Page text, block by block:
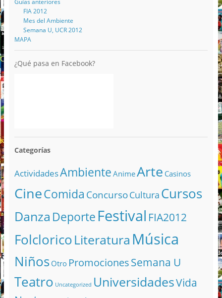
Guías anteriores
FIA 2012
Mes del Ambiente
Semana U, UCR 2012
MAPA
¿Qué pasa en Facebook?
Categorías
ActividadesAmbiente AnimeArte Casinos
CineComida ConcursoCultura Cursos
Danza DeporteFestival FIA2012
FolcloricoLiteratura Música
Niños Otro PromocionesSemana U
Teatro Uncategorized UniversidadesVida